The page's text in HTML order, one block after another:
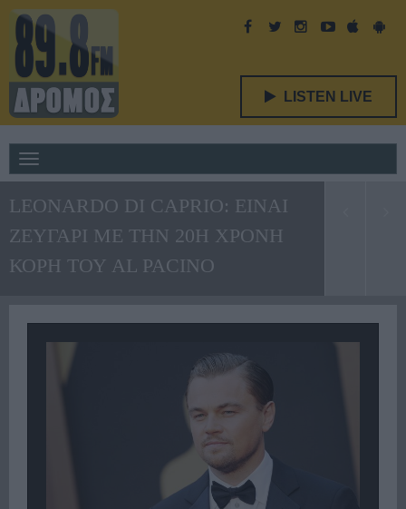
LISTEN LIVE
navigation
LEONARDO DI CAPRIO: ΕΙΝΑΙ
ΖΕΥΓΑΡΙ ΜΕ ΤΗΝ 20Η ΧΡΟΝΗ
ΚΟΡΗ ΤΟΥ AL PACINO